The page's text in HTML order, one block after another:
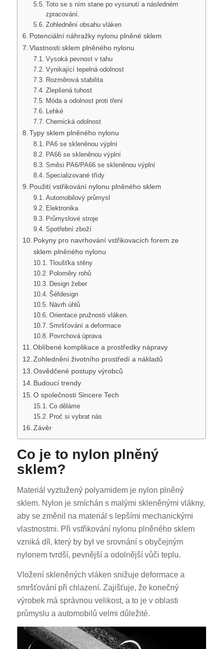
Toto se s ním stane po vysunutí a následném
zpracování.
Zohlednění obsahu vláken
Potenciální náhražky nylonu plněné sklem
Vlastnosti sklem plněného nylonu
Vysoká pevnost v tahu
Vynikající tepelná odolnost
Rozměrová stabilita
Zlepšená tuhost
Móda a odolnost proti tření
Lehké
Chemická odolnost
Typy sklem plněného nylonu
PA6 se skleněnou výplní
PA66 se skleněnou výplní
Směsi PA6/PA66 se skleněnou výplní
Specializované třídy
Použití vstřikování nylonu plněného sklem
Automobilový průmysl
Elektronika
Průmyslové stroje
Spotřební zboží
Pokyny pro navrhování vstřikovacích forem ze
sklem plněného nylonu
Tloušťka stěny
Poloměry rohů
Design žeber
Šéfdesign
Návrh úhlů
Orientace pružnosti vláken.
Smršťování a deformace
Povrchová úprava
Oblíbené komplikace a prostředky nápravy
Zohlednění životního prostředí a nákladů
Osvědčené postupy výrobců
Budoucí trendy
O společnosti Sincere Tech
Co děláme
Proč si vybrat nás
Závěr
Co je to nylon plněný
sklem?
Materiál vyztužený polyamidem je nylon plněný
sklem. Nylon je smíchán s malými skleněnými vlákny,
aby se změnil na materiál s lepšími mechanickými
vlastnostmi. Při vstřikování nylonu plněného sklem
vzniká díl, který by byl ve srovnání s obyčejným
nylonem tvrdší, pevnější a odolnější vůči teplu.
Vložení skleněných vláken snižuje deformace a
smršťování při chlazení. Zajišťuje, že konečný
výrobek má správnou velikost, a to je v oblasti
průmyslu a automobilů velmi důležité.